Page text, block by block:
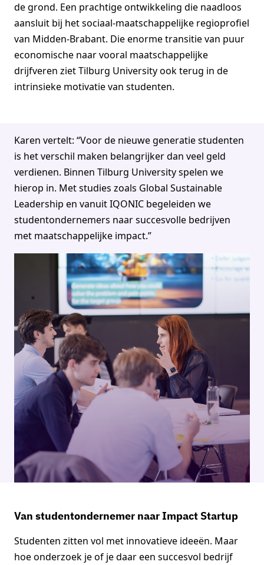
de grond. Een prachtige ontwikkeling die naadloos
aansluit bij het sociaal-maatschappelijke regioprofiel
van Midden-Brabant. Die enorme transitie van puur
economische naar vooral maatschappelijke
drijfveren ziet Tilburg University ook terug in de
intrinsieke motivatie van studenten.
Karen vertelt: “Voor de nieuwe generatie studenten
is het verschil maken belangrijker dan veel geld
verdienen. Binnen Tilburg University spelen we
hierop in. Met studies zoals Global Sustainable
Leadership en vanuit IQONIC begeleiden we
studentondernemers naar succesvolle bedrijven
met maatschappelijke impact.”
Van studentondernemer naar Impact Startup
Studenten zitten vol met innovatieve ideeën. Maar
hoe onderzoek je of je daar een succesvol bedrijf